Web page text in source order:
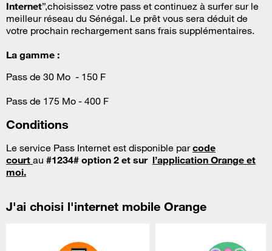
Internet”,choisissez votre pass et continuez à surfer sur le
meilleur réseau du Sénégal. Le prêt vous sera déduit de
votre prochain rechargement sans frais supplémentaires.
La gamme :
Pass de 30 Mo - 150 F
Pass de 175 Mo - 400 F
Conditions
Le service Pass Internet est disponible parcode
court au #1234# option 2 et sur l’application Orange et
moi.
J'ai choisi l'internet mobile Orange